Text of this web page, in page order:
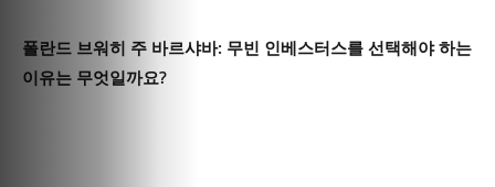
폴란드 브워히 주 바르샤바: 무빈 인베스터스를 선택해야 하는
이유는 무엇일까요?